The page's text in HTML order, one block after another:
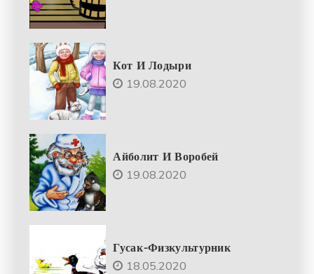
Кот И Лодыри
19.08.2020
Айболит И Воробей
19.08.2020
Гусак-Физкультурник
18.05.2020